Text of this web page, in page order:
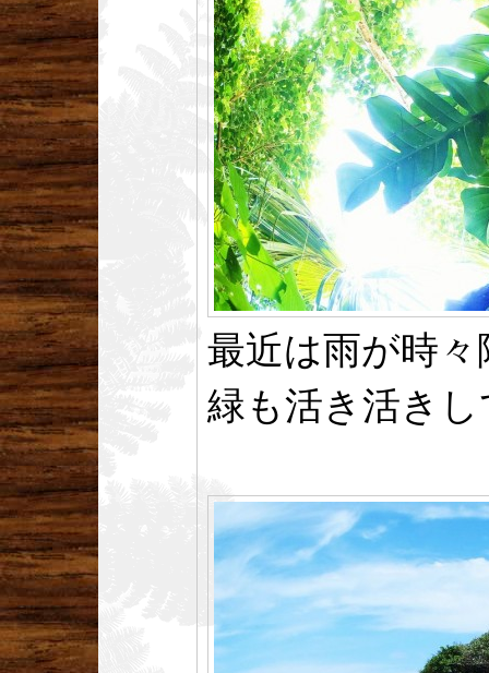
最近は雨が時
緑も活き活き